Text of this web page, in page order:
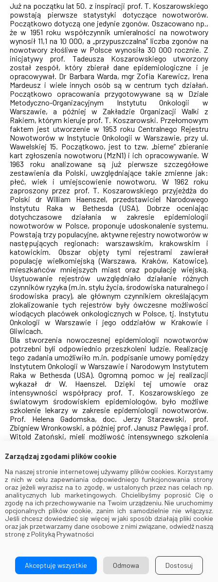
Już na początku lat 50. z inspiracji prof. T. Koszarowskiego
powstają pierwsze statystyki dotyczące nowotworów.
Początkowo dotyczą one jedynie zgonów. Oszacowano np.,
że w 1951 roku współczynnik umieralności na nowotwory
wynosił 11,1 na 10 000, a „przypuszczalna” liczba zgonów na
nowotwory złośliwe w Polsce wynosiła 30 000 rocznie. Z
inicjatywy prof. Tadeusza Koszarowskiego utworzony
został zespół, który zbierał dane epidemiologiczne i je
opracowywał. Dr Barbara Warda, mgr Zofia Karewicz, Irena
Mardeusz i wiele innych osób są w centrum tych działań.
Początkowo opracowania przygotowywane są w Dziale
Metodyczno-Organizacyjnym Instytutu Onkologii w
Warszawie, a później w Zakładzie Organizacji Walki z
Rakiem, którym kieruje prof. T. Koszarowski. Przełomowym
faktem jest utworzenie w 1953 roku Centralnego Rejestru
Nowotworów w Instytucie Onkologii w Warszawie, przy ul.
Wawelskiej 15. Początkowo, jest to tzw. „bierne” zbieranie
kart zgłoszenia nowotworu (MzN1) i ich opracowywanie. W
1963 roku analizowane są już pierwsze szczegółowe
zestawienia dla Polski, uwzględniające takie zmienne jak:
płeć, wiek i umiejscowienie nowotworu. W 1962 roku
zaproszony przez prof. T. Koszarowskiego przyjeżdża do
Polski dr William Haenszel, przedstawiciel Narodowego
Instytutu Raka w Bethesda (USA). Dobrze oceniając
dotychczasowe działania w zakresie epidemiologii
nowotworów w Polsce, proponuje udoskonalenie systemu.
Powstają trzy populacyjne, aktywne rejestry nowotworów w
następujących regionach: warszawskim, krakowskim i
katowickim. Obszar objęty tymi rejestrami zawierał
populację wielkomiejską (Warszawa, Kraków, Katowice),
mieszkańców mniejszych miast oraz populację wiejską.
Usytuowanie rejestrów uwzględniało działanie różnych
czynników ryzyka (m.in. stylu życia, środowiska naturalnego i
środowiska pracy), ale głównym czynnikiem określającym
zlokalizowanie tych rejestrów były ówczesne możliwości
wiodących placówek onkologicznych w Polsce, tj. Instytutu
Onkologii w Warszawie i jego oddziałów w Krakowie i
Gliwicach.
Dla stworzenia nowoczesnej epidemiologii nowotworów
potrzebni byli odpowiednio przeszkoleni ludzie. Realizację
tego zadania umożliwiło m.in. podpisanie umowy pomiędzy
Instytutem Onkologii w Warszawie i Narodowym Instytutem
Raka w Bethesda (USA). Ogromną pomoc w jej realizacji
wykazał dr W. Haenszel. Dzięki tej umowie oraz
intensywności współpracy prof. T. Koszarowskiego ze
światowym środowiskiem epidemiologów, było możliwe
szkolenie lekarzy w zakresie epidemiologii nowotworów.
Prof. Helena Gadomska, doc. Jerzy Starzewski, prof.
Zbigniew Wronkowski, a później prof. Janusz Pawlęga i prof.
Witold Zatoński, mieli możliwość intensywnego szkolenia
W latach 1972-1974 kształtuje się wizja trzeciego programu
walki z rakiem w Polsce. Wiedza, determinacja i szczególny
sposób kontaktu z ludźmi prof. T. Koszarowskiego
przemienia tę wizję w fakt stworzenia Programu
Rządowego PR-6 Zwalczanie Chorób Nowotworowych w
Polsce. Program uwzględnia wszystkie ważniejsze aspekty
walki z rakiem tj.: badania naukowe, oświatę zdrowotną,
zapobieganie, wykrywanie, diagnostykę, leczenie, opiekę po
leczeniu oraz organizację walki z rakiem (m.in. specjaliści,
łóżka, wyposażenie). Najważniejszym elementem Programu
onkologicznego został opracowany przez prof. T.
Koszarowskiego i prof. Z. Wronkowskiego. Podstawą
modelu było skupienie w jednym ośrodku (centrum)
Zarządzaj zgodami plików cookie
Na naszej stronie internetowej używamy plików cookies. Korzystamy
z nich w celu zapewniania odpowiedniego funkcjonowania strony
oraz jeżeli wyrazisz na to zgodę, w ustalonych przez nas celach np.
analitycznych lub marketingowych. Chcielibyśmy poprosić Cię o
zgodę na ich przechowywanie na Twoim urządzeniu. Nie uruchomimy
opcjonalnych plików cookie, zanim ich samodzielnie nie włączysz.
Jeśli chcesz dowiedzieć się więcej w jaki sposób działają pliki cookie
oraz jak przetwarzamy dane osobowe z nimi związane, odwiedź naszą
stronę z Polityką Prywatności
Akceptuję wszystkie Odmowa Dostosuj